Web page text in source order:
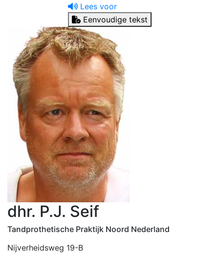
Lees voor
Eenvoudige tekst
dhr. P.J. Seif
Tandprothetische Praktijk Noord Nederland
Nijverheidsweg 19-B